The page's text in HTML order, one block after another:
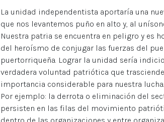
La unidad independentista aportaría una
que nos levantemos puño en alto y, al
Nuestra patria se encuentra en peligro y es
del heroísmo de conjugar las fuerzas del
puertorriqueña. Lograr la unidad sería
verdadera voluntad patriótica que
importancia considerable para nuestra
Por ejemplo: la derrota o eliminación del
persisten en las filas del movimiento